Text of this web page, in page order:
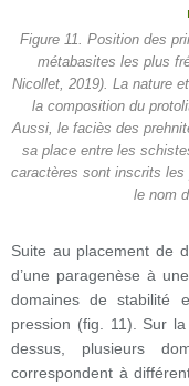
Figure 11. Position des
métabasites les plus
Nicollet, 2019). La nature
la composition du
Aussi, le faciès des
sa place entre les
caractères sont inscrits les
le nom
Suite au placement de
d’une paragenèse à
domaines de stabilité
pression (fig. 11). Sur
dessus, plusieurs
correspondent à